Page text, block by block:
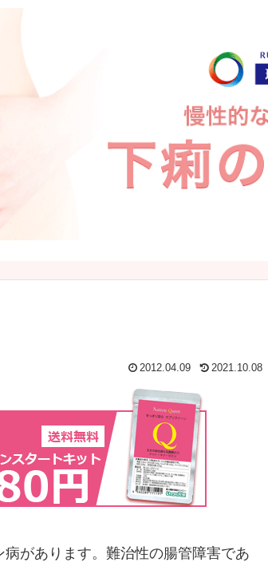
2012.04.09 2021.10.08
があります。難治性の腸管障害であ